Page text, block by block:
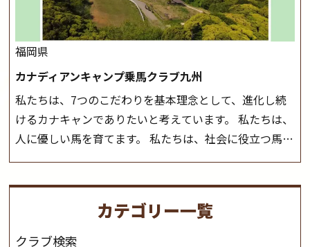
福岡県
カナディアンキャンプ乗馬クラブ九州
私たちは、7つのこだわりを基本理念として、進化し続
けるカナキャンでありたいと考えています。 私たちは、
人に優しい馬を育てます。 私たちは、社会に役立つ馬を
さと魅力を追求します。 私たちは、馬の品種と血統にこ
だわります。 私たちは、乗用馬の質の向上を目指し、生
カテゴリー一覧
クラブ検索